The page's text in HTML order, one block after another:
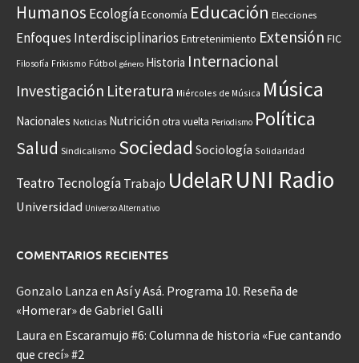
Humanos EcologíaEconomía Educación Elecciones
Enfoques Interdisciplinarios Entretenimiento Extensión FIC
Filosofía Frikismo Fútbol género Historia Internacional
Investigación Literatura Miércoles de Música Música
Nacionales Noticias Nutrición otra vuelta Periodismo Política
Salud Sindicalismo Sociedad Sociología Solidaridad
Teatro Tecnología Trabajo UdelaRUNI Radio
Universidad Universo Alternativo
COMENTARIOS RECIENTES
Gonzalo Lanza en Así y Asá. Programa 10. Reseña de
«Homerar» de Gabriel Galli
Laura en Escaramujo #6: Columna de historia «Fue cantando
que crecí» #2